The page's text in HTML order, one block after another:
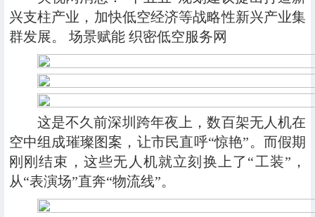
兴支柱产业，加快低空经济等战略性新兴产业集
群发展。 场景赋能 织密低空服务网
这是不久前深圳跨年夜上，数百架无人机在
空中组成璀璨图案，让市民直呼“惊艳”。而假期
刚刚结束，这些无人机就立刻换上了“工装”，
从“表演场”直奔“物流线”。